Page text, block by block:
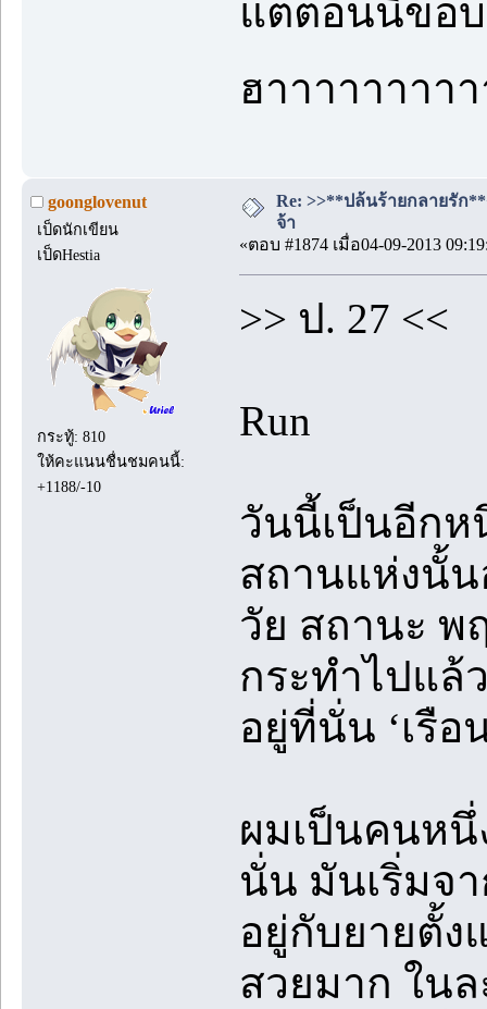
แต่ตอนนี้ขอ
ฮาาาาาาาา
goonglovenut
เป็ดนักเขียน
เป็ดHestia
กระทู้: 810
ให้คะแนนชื่นชมคนนี้:
+1188/-10
Re: >>**ปล้นร้ายกลายรัก
จ้า
«ตอบ #1874 เมื่อ04-09-2013
>> ป. 27 <<
Run
วันนี้เป็นอีกห
สถานแห่งนั้น
วัย สถานะ พ
กระทำไปแล้
อยู่ที่นั่น ‘เรือ
ผมเป็นคนหนึ่
นั่น มันเริ่มจ
อยู่กับยายตั้ง
สวยมาก ใน